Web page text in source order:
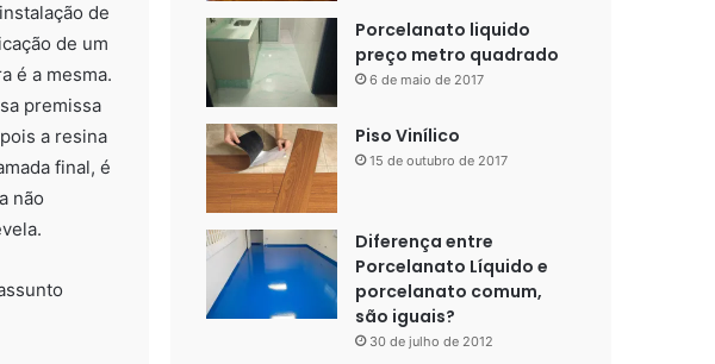
de
de um
é a mesma.
premissa
a resina
final, é
não
Porcelanato liquido
preço metro quadrado
6 de maio de 2017
Piso Vinílico
15 de outubro de 2017
Diferença entre
Porcelanato Líquido e
porcelanato comum,
são iguais?
30 de julho de 2012